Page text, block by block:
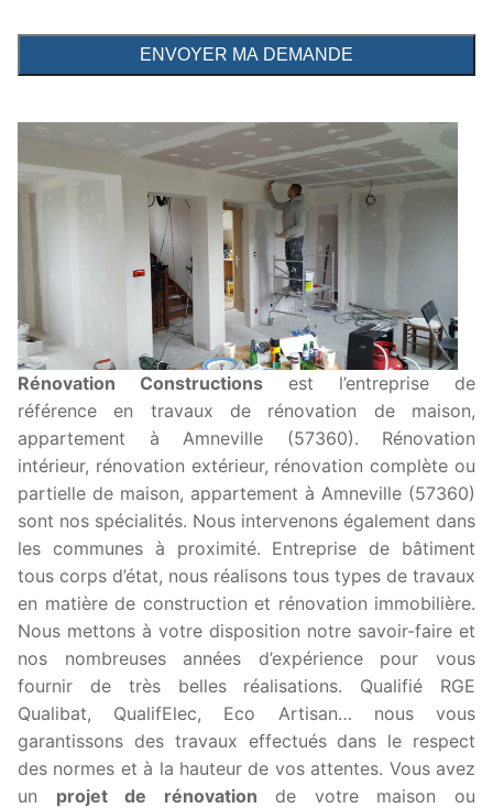
Rénovation Constructions est l’entreprise de
référence en travaux de rénovation de maison,
appartement à Amneville (57360). Rénovation
intérieur, rénovation extérieur, rénovation complète ou
partielle de maison, appartement à Amneville (57360)
sont nos spécialités. Nous intervenons également dans
les communes à proximité. Entreprise de bâtiment
tous corps d’état, nous réalisons tous types de travaux
en matière de construction et rénovation immobilière.
Nous mettons à votre disposition notre savoir-faire et
nos nombreuses années d’expérience pour vous
fournir de très belles réalisations. Qualifié RGE
Qualibat, QualifElec, Eco Artisan… nous vous
garantissons des travaux effectués dans le respect
des normes et à la hauteur de vos attentes. Vous avez
un projet de rénovation de votre maison ou